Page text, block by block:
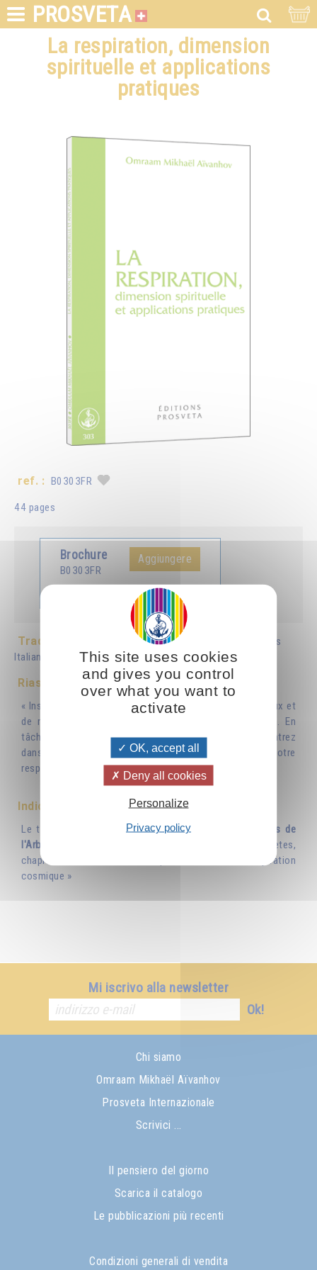
PROSVETA
La respiration, dimension
spirituelle et applications
pratiques
ref. : B0303FR
44 pages
Brochure
B0303FR
Aggiungere
Tradotto in : English
Português
Italiano
Riassunto
« Inspirer, expirer... Inspirer, expirer... Ce mouvement de flux et
de reflux est la clé de tous les rythmes de l'univers. En
tâchant de le rendre conscient en vous-même, vous entrez
dans l'harmonie cosmique et vous sentez peu à peu votre
respiration se fondre dans la respiration de Dieu. »
Indice
Le texte de cette brochure est paru dans :
« Les fruits de
l'Arbre de Vie »
, tome 32 de la collection Œuvres complètes,
chapitre XVI, sous le titre « Respiration humaine et respiration
cosmique »
Mi iscrivo alla newsletter
Ok!
Chi siamo
Omraam Mikhaël Aïvanhov
Prosveta Internazionale
Scrivici ...
Il pensiero del giorno
Scarica il catalogo
Le pubblicazioni più recenti
Condizioni generali di vendita
This site uses cookies
and gives you control
over what you want to
activate
OK, accept all
Deny all cookies
Personalize
Privacy policy